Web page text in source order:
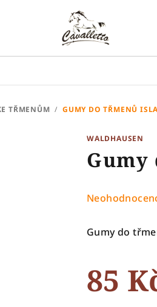
TŘMENŮM / GUMY DO TŘMENŮ
WALDHAUSEN
Gumy
Průměrné
produktu
z
5
Gumy do
85